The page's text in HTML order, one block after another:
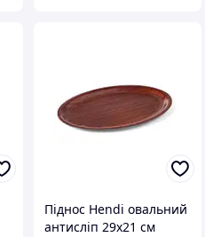
Піднос Hendi овальний
антисліп 29х21 см